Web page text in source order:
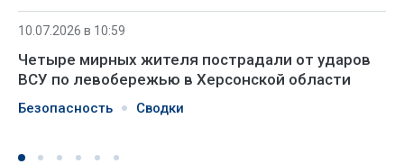
10.07.2026 в 10:59
Четыре мирных жителя пострадали от ударов
ВСУ по левобережью в Херсонской области
Безопасность Сводки